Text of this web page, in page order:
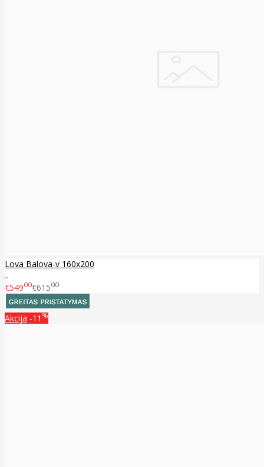
Lova Balova-v 160x200
..
€54900€61500
Akcija -11 %